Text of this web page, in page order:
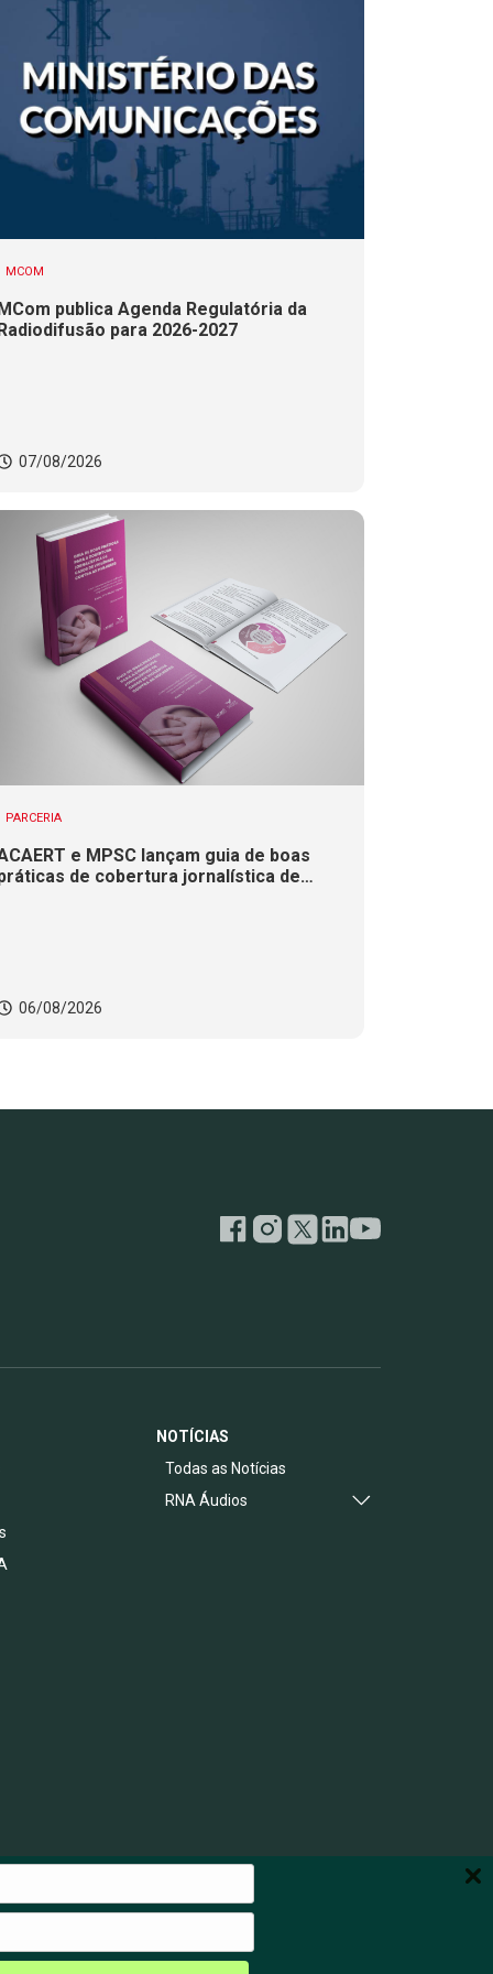
MCOM
publica Agenda Regulatória da
para 2026-2027
07/08/2026
PARCERIA
e MPSC lançam guia de boas
de cobertura jornalística de
06/08/2026
NOTÍCIAS
Todas as Notícias
RNA Áudios